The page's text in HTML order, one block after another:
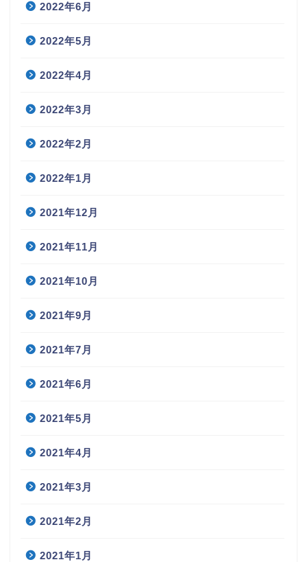
2022年6月
2022年5月
2022年4月
2022年3月
2022年2月
2022年1月
2021年12月
2021年11月
2021年10月
2021年9月
2021年7月
2021年6月
2021年5月
2021年4月
2021年3月
2021年2月
2021年1月